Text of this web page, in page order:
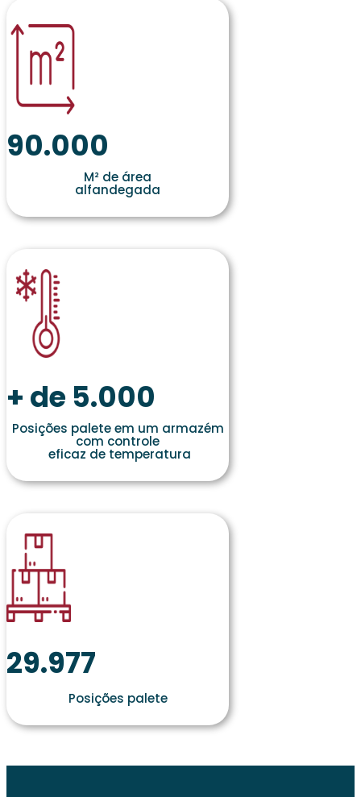
90.000
M² de área
alfandegada
+ de 5.000
Posições palete em um armazém
com controle
eficaz de temperatura
29.977
Posições palete